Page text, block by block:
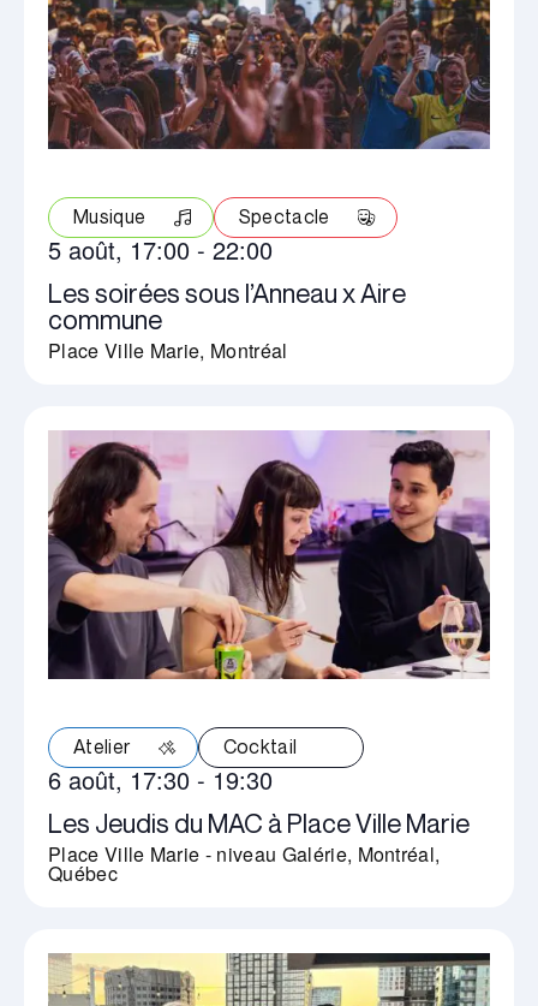
Les soirées sous l’Anneau x Aire
commune
5 août, 17:00- 22:00
Place Ville Marie, Montréal
Musique Spectacle
Les Jeudis du MAC à Place Ville Marie
6 août, 17:30 - 19:30
Place Ville Marie - niveau Galérie, Montréal,
Québec
Atelier Cocktail